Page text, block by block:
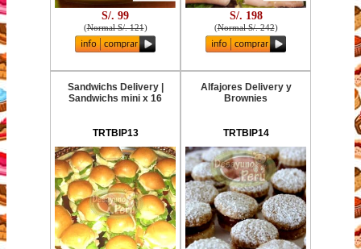
S/. 99
(Normal S/. 121)
S/. 198
(Normal S/. 242)
Sandwichs Delivery |
Sandwichs mini x 16
TRTBIP13
Alfajores Delivery y
Brownies
TRTBIP14